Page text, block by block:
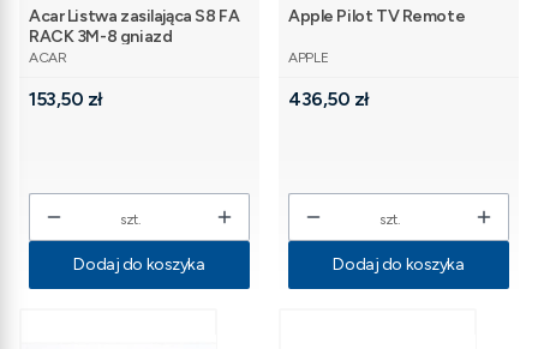
Acar Listwa zasilająca S8 FA
RACK 3M-8 gniazd
PRODUCENT
ACAR
Cena
153,50 zł
szt.
Dodaj do koszyka
Apple Pilot TV Remote
PRODUCENT
APPLE
Cena
436,50 zł
szt.
Dodaj do koszyka